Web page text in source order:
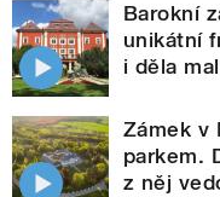
Barokní
unikátní
i děla
Zámek v
parkem.
z něj